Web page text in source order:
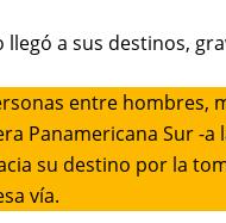
a sus destinos,
entre hombres,
Panamericana Sur -
su destino por la
vía.